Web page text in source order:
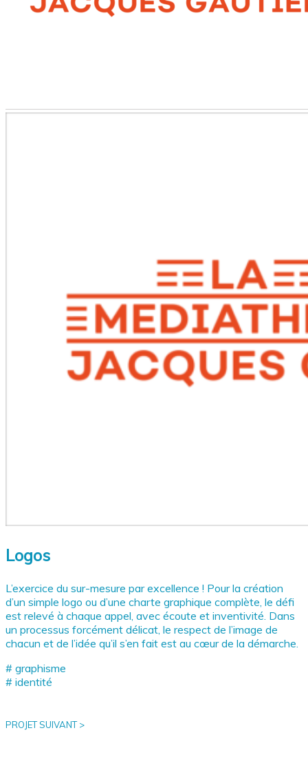
Logos
L’exercice du sur-mesure par excellence ! Pour la création
d’un simple logo ou d’une charte graphique complète, le défi
est relevé à chaque appel, avec écoute et inventivité. Dans
un processus forcément délicat, le respect de l’image de
chacun et de l’idée qu’il s’en fait est au cœur de la démarche.
# graphisme
# identité
PROJET SUIVANT >